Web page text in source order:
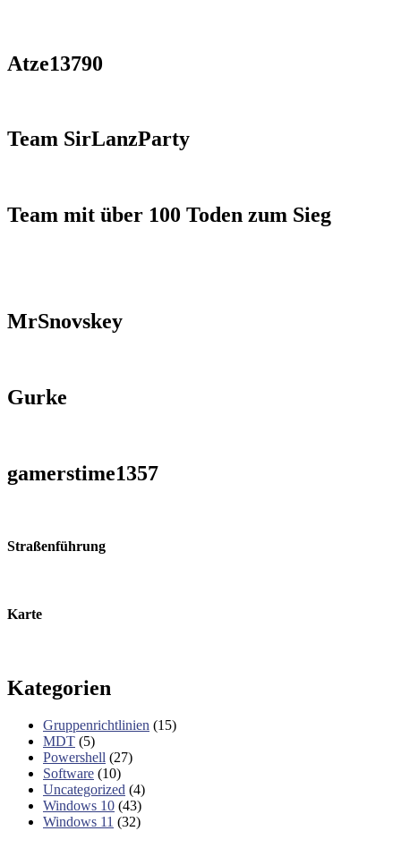
Atze13790
Team SirLanzParty
Team mit über 100 Toden zum Sieg
MrSnovskey
Gurke
gamerstime1357
Straßenführung
Karte
Beitrag-
Navigation
Kategorien
Gruppenrichtlinien (15)
MDT (5)
Powershell (27)
Software (10)
Uncategorized (4)
Windows 10 (43)
Windows 11 (32)